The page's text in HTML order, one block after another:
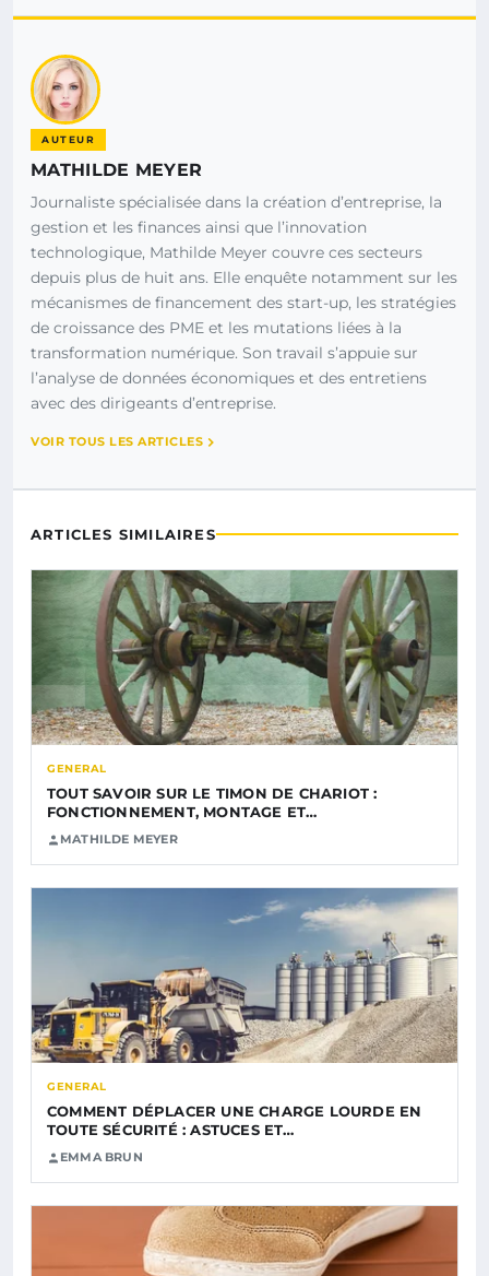
AUTEUR
MATHILDE MEYER
Journaliste spécialisée dans la création d’entreprise, la
gestion et les finances ainsi que l’innovation
technologique, Mathilde Meyer couvre ces secteurs
depuis plus de huit ans. Elle enquête notamment sur les
mécanismes de financement des start-up, les stratégies
de croissance des PME et les mutations liées à la
transformation numérique. Son travail s’appuie sur
l’analyse de données économiques et des entretiens
avec des dirigeants d’entreprise.
VOIR TOUS LES ARTICLES
ARTICLES SIMILAIRES
GENERAL
TOUT SAVOIR SUR LE TIMON DE CHARIOT :
FONCTIONNEMENT, MONTAGE ET…
MATHILDE MEYER
GENERAL
COMMENT DÉPLACER UNE CHARGE LOURDE EN
TOUTE SÉCURITÉ : ASTUCES ET…
EMMA BRUN